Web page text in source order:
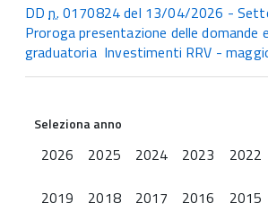
DDn. 0170824 del 13/04/2026 -
Proroga presentazione delle domande
graduatoria Investimenti RRV -
Seleziona anno
2026 2025 2024 2023 2022
2019
2018 2017 2016 2015